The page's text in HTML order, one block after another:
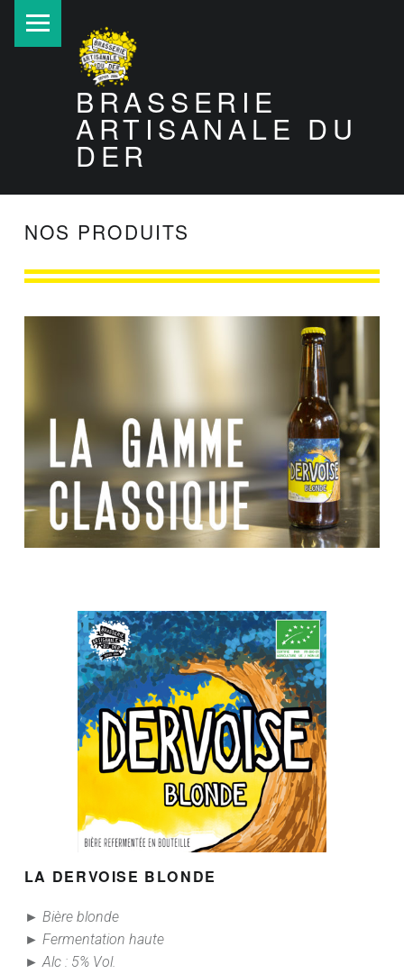
BRASSERIE
ARTISANALE DU
DER
NOS PRODUITS
LA DERVOISE BLONDE
► Bière blonde
► Fermentation haute
► Alc : 5% Vol.